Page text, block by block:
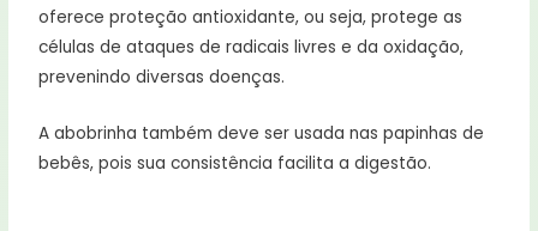
oferece proteção antioxidante, ou seja, protege as
células de ataques de radicais livres e da oxidação,
prevenindo diversas doenças.
A abobrinha também deve ser usada nas papinhas de
bebês, pois sua consistência facilita a digestão.